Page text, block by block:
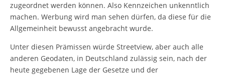
zugeordnet werden können. Also Kennzeichen unkenntlich
machen. Werbung wird man sehen dürfen, da diese für die
Allgemeinheit bewusst angebracht wurde.
Unter diesen Prämissen würde Streetview, aber auch alle
anderen Geodaten, in Deutschland zulässig sein, nach der
heute gegebenen Lage der Gesetze und der